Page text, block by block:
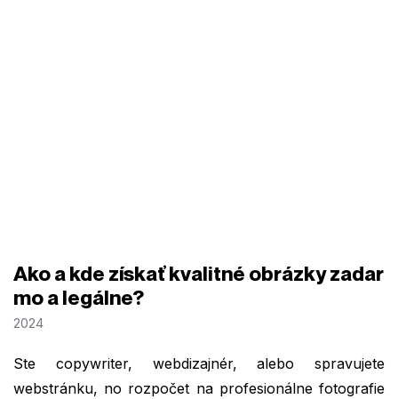
Ako a kde získať kvalitné obrázky zadar
mo a legálne?
2024
Ste copywriter, webdizajnér, alebo spravujete
webstránku, no rozpočet na profesionálne fotografie